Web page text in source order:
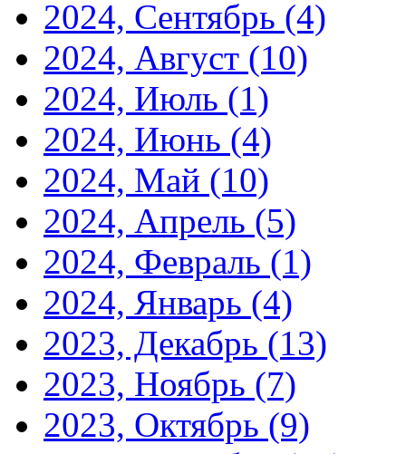
2024, Сентябрь (4)
2024, Август (10)
2024, Июль (1)
2024, Июнь (4)
2024, Май (10)
2024, Апрель (5)
2024, Февраль (1)
2024, Январь (4)
2023, Декабрь (13)
2023, Ноябрь (7)
2023, Октябрь (9)